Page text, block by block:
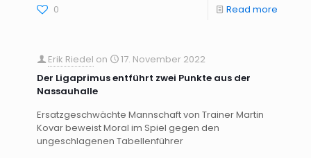
0 Read more
Erik Riedel on
17. November 2022
Der Ligaprimus entführt zwei Punkte aus der
Nassauhalle
Ersatzgeschwächte Mannschaft von Trainer Martin
Kovar beweist Moral im Spiel gegen den
ungeschlagenen Tabellenführer